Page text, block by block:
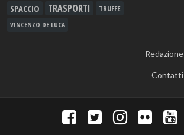
SPACCIO TRASPORTI TRUFFE
VINCENZO DE LUCA
Redazione
Contatti